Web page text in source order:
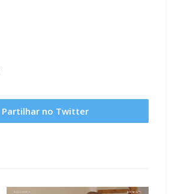
Partilhar no Twitter